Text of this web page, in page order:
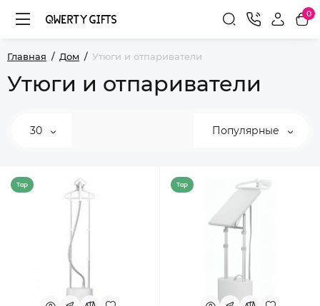
0
Главная Дом Утюги и отпариватели
Утюги и отпариватели
30 Популярные
Top Top